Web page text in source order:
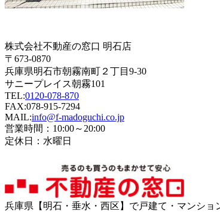
株式会社不動産の窓口 明石店
〒673-0870
兵庫県明石市朝霧南町２丁目9-30
サニープレイス朝霧101
TEL:0120-078-870
FAX:078-915-7294
MAIL:info@f-madoguchi.co.jp
営業時間：10:00～20:00
定休日：水曜日
兵庫県【明石・垂水・西区】で戸建て・マンショ